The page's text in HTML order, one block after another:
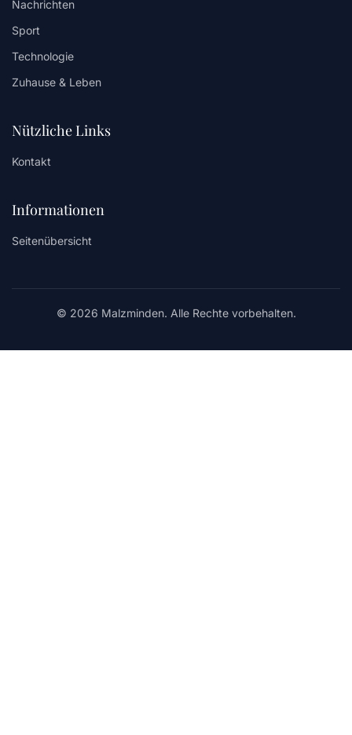
Nachrichten
Sport
Technologie
Zuhause & Leben
Nützliche Links
Kontakt
Informationen
Seitenübersicht
© 2026 Malzminden. Alle Rechte vorbehalten.